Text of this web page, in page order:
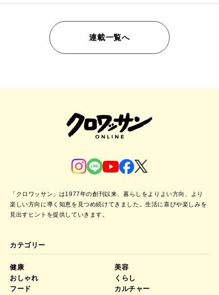
連載一覧へ
「クロワッサン」は1977年の創刊以来、暮らしをよりよい方向、より
楽しい方向に導く知恵を見つめ続けてきました。生活に喜びや楽しみを
見出すヒントを提供していきます。
カテゴリー
健康
美容
おしゃれ
くらし
フード
カルチャー